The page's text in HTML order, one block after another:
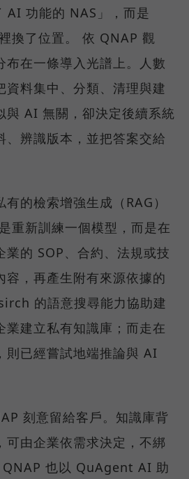
AI 功能的 NAS」，而是
換了位置。 依 QNAP 觀
布在一條導入光譜上。人數
資料集中、分類、清理與建
與 AI 無關，卻決定後續系統
、辨識版本，並把答案交給
的檢索增強生成（RAG）
重新訓練一個模型，而是在
業的 SOP、合約、法規或技
容，再產生附有來源依據的
的語意搜尋能力協助建
業建立私有知識庫；而走在
則已經嘗試地端推論與 AI
刻意留給客戶。知識庫背
可由企業依需求決定，不綁
也以 QuAgent AI 助